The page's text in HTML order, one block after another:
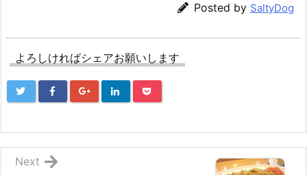
Posted by SaltyDog
よろしければシェアお願いします
Next